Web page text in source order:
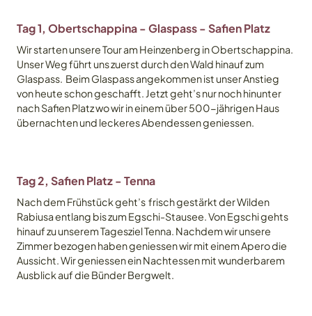
Tag 1, Obertschappina - Glaspass - Safien Platz
Wir starten unsere Tour am Heinzenberg in Obertschappina.
Unser Weg führt uns zuerst durch den Wald hinauf zum
Glaspass. Beim Glaspass angekommen ist unser Anstieg
von heute schon geschafft. Jetzt geht’s nur noch hinunter
nach Safien Platz wo wir in einem über 500-jährigen Haus
übernachten und leckeres Abendessen geniessen.
Tag 2, Safien Platz - Tenna
Nach dem Frühstück geht’s frisch gestärkt der Wilden
Rabiusa entlang bis zum Egschi-Stausee. Von Egschi gehts
hinauf zu unserem Tagesziel Tenna. Nachdem wir unsere
Zimmer bezogen haben geniessen wir mit einem Apero die
Aussicht. Wir geniessen ein Nachtessen mit wunderbarem
Ausblick auf die Bünder Bergwelt.